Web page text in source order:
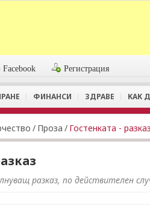
Facebook Регистрация
ФИНАНСИ ЗДРАВЕ КАК
/ Проза / Гостенката - разказ
разказ, по действителен